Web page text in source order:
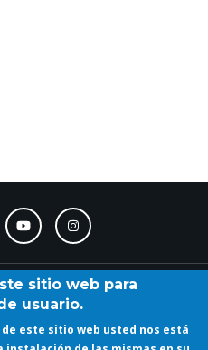
Directorio Calendario
sesión
sitio web para
usuario.
este sitio web usted nos está